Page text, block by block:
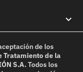
de los
Tratamiento de la
S.A.Todos los